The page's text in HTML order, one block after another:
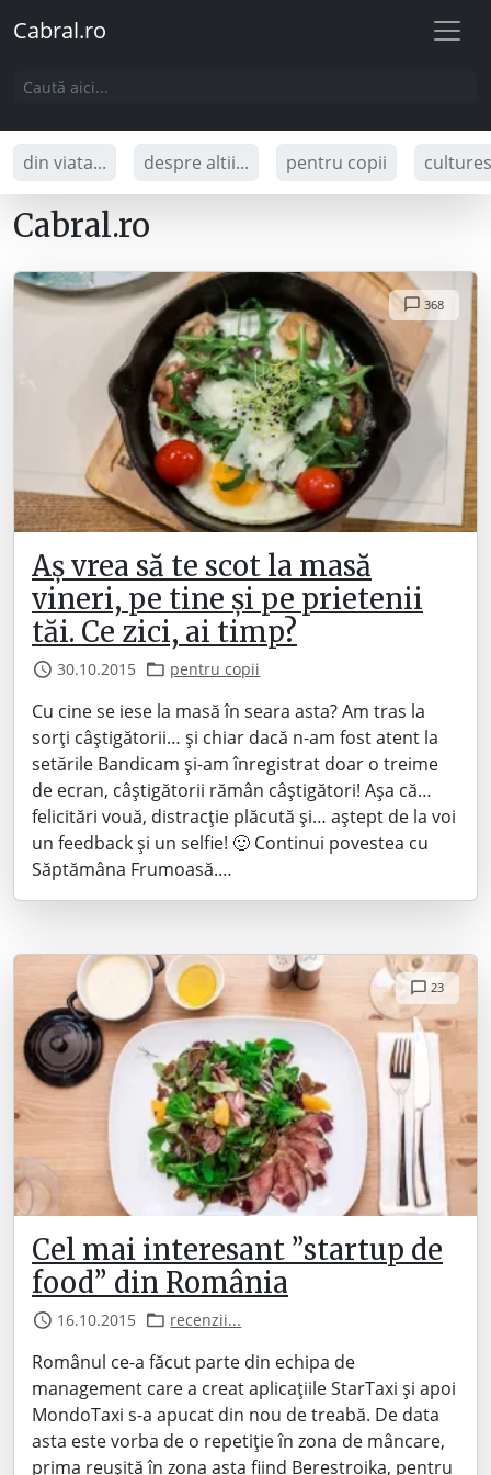
Cabral.ro
din viata... despre altii... pentru copii
Cabral.ro
368
Aș vrea să te scot la masă
vineri, pe tine și pe prietenii
tăi. Ce zici, ai timp?
30.10.2015 pentru copii
Cu cine se iese la masă în seara asta? Am tras la
sorți câștigătorii… și chiar dacă n-am fost atent la
setările Bandicam și-am înregistrat doar o treime
de ecran, câștigătorii rămân câștigători! Așa că…
felicitări vouă, distracție plăcută și… aștept de la voi
un feedback și un selfie! 🙂 Continui povestea cu
Săptămâna Frumoasă.…
23
Cel mai interesant ”startup de
food” din România
16.10.2015 recenzii...
Românul ce-a făcut parte din echipa de
management care a creat aplicațiile StarTaxi și apoi
MondoTaxi s-a apucat din nou de treabă. De data
asta este vorba de o repetiție în zona de mâncare,
prima reușită în zona asta fiind Berestroika, pentru